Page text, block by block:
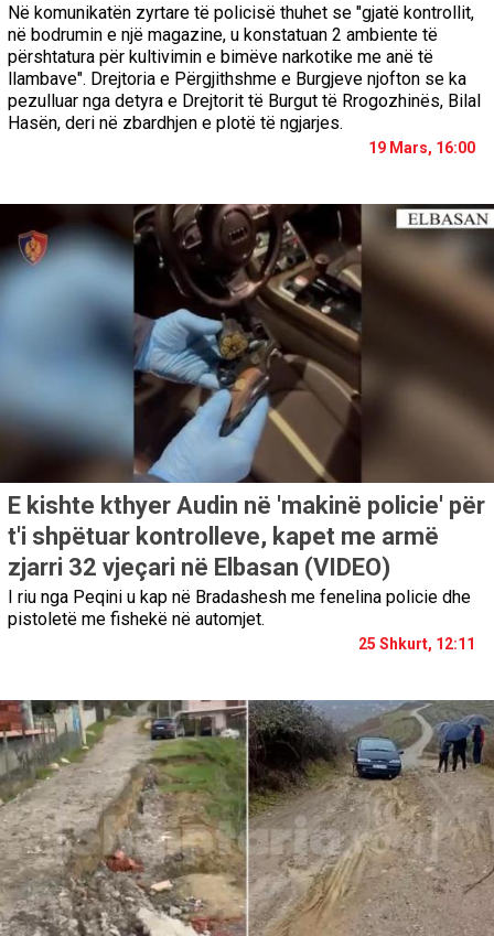
Në komunikatën zyrtare të policisë thuhet se "gjatë kontrollit,
në bodrumin e një magazine, u konstatuan 2 ambiente të
përshtatura për kultivimin e bimëve narkotike me anë të
llambave". Drejtoria e Përgjithshme e Burgjeve njofton se ka
pezulluar nga detyra e Drejtorit të Burgut të Rrogozhinës, Bilal
Hasën, deri në zbardhjen e plotë të ngjarjes.
19 Mars, 16:00
E kishte kthyer Audin në 'makinë policie' për
t'i shpëtuar kontrolleve, kapet me armë
zjarri 32 vjeçari në Elbasan (VIDEO)
I riu nga Peqini u kap në Bradashesh me fenelina policie dhe
pistoletë me fishekë në automjet.
25 Shkurt, 12:11